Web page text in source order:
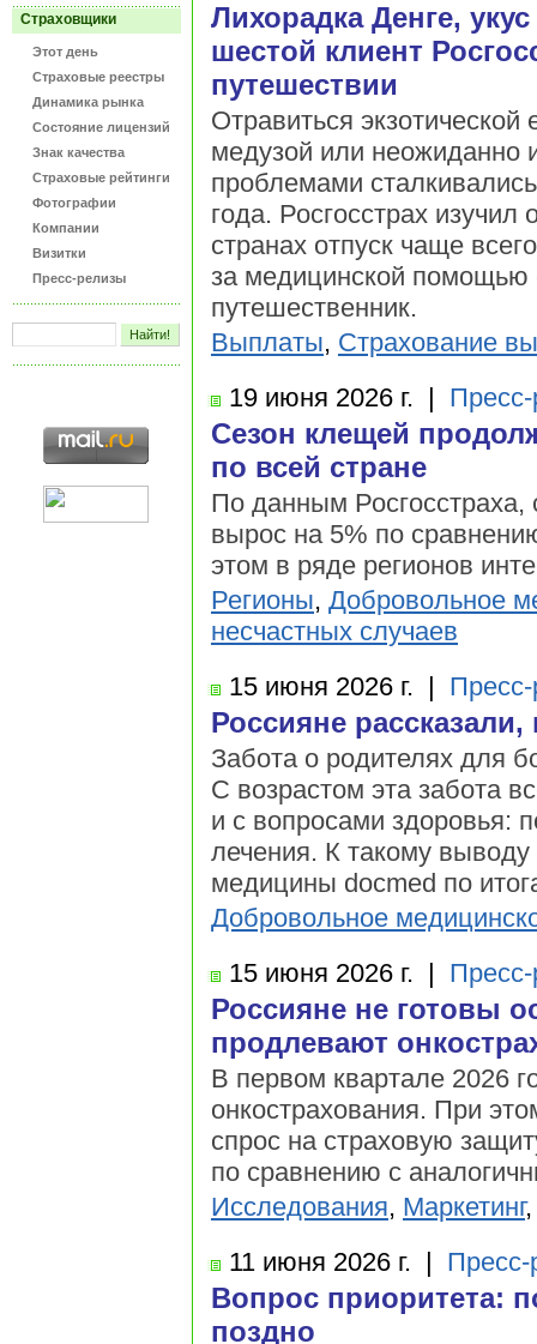
Страховщики
Этот день
Страховые реестры
Динамика рынка
Состояние лицензий
Знак качества
Страховые рейтинги
Фотографии
Компании
Визитки
Пресс-релизы
Лихорадка Денге,
шестой клиент
путешествии
Отравиться
медузой или неожиданно
проблемами
года. Росгосстрах
странах отпуск чаще
за медицинской помощью
путешественник.
Выплаты, Страхование
19 июня 2026 г.
Сезон клещей
по всей стране
По данным Росгосстраха,
вырос на 5% по
этом в ряде регионов
Регионы, Добровольное
несчастных случаев
15 июня 2026 г.
Россияне рассказали,
Забота о родителях для
С возрастом эта забота
и с вопросами здоровья:
лечения. К такому выводу
медицины docmed по
Добровольное
15 июня 2026 г.
Россияне не готовы
продлевают
В первом квартале 2026
онкострахования. При
спрос на страховую
по сравнению с
Исследования, Маркетинг
11 июня 2026 г.
Вопрос приоритета:
поздно